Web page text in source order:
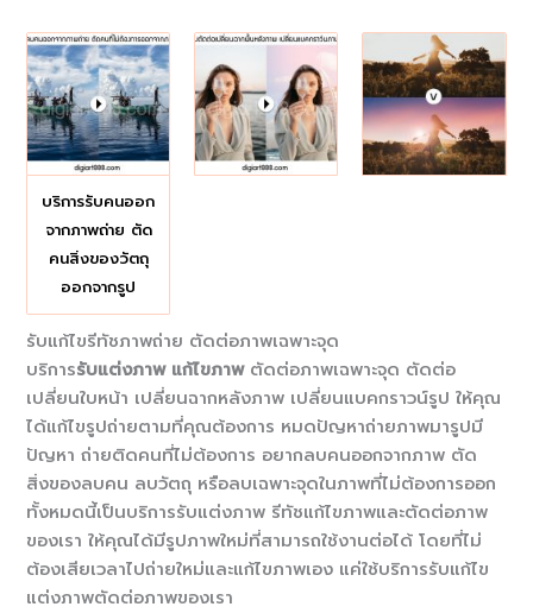
บริการรับคนออก
จากภาพถ่าย ตัด
คนสิ่งของวัตถุ
ออกจากรูป
รับแก้ไขรีทัชภาพถ่าย ตัดต่อภาพเฉพาะจุด
บริการรับแต่งภาพ แก้ไขภาพตัดต่อภาพเฉพาะจุด ตัดต่อ
เปลี่ยนใบหน้า เปลี่ยนฉากหลังภาพ เปลี่ยนแบคกราวน์รูป ให้คุณ
ได้แก้ไขรูปถ่ายตามที่คุณต้องการ หมดปัญหาถ่ายภาพมารูปมี
ปัญหา ถ่ายติดคนที่ไม่ต้องการ อยากลบคนออกจากภาพ ตัด
สิ่งของลบคน ลบวัตถุ หรือลบเฉพาะจุดในภาพที่ไม่ต้องการออก
ทั้งหมดนี้เป็นบริการรับแต่งภาพ รีทัชแก้ไขภาพและตัดต่อภาพ
ของเรา ให้คุณได้มีรูปภาพใหม่ที่สามารถใช้งานต่อได้ โดยที่ไม่
ต้องเสียเวลาไปถ่ายใหม่และแก้ไขภาพเอง แค่ใช้บริการรับแก้ไข
แต่งภาพตัดต่อภาพของเรา